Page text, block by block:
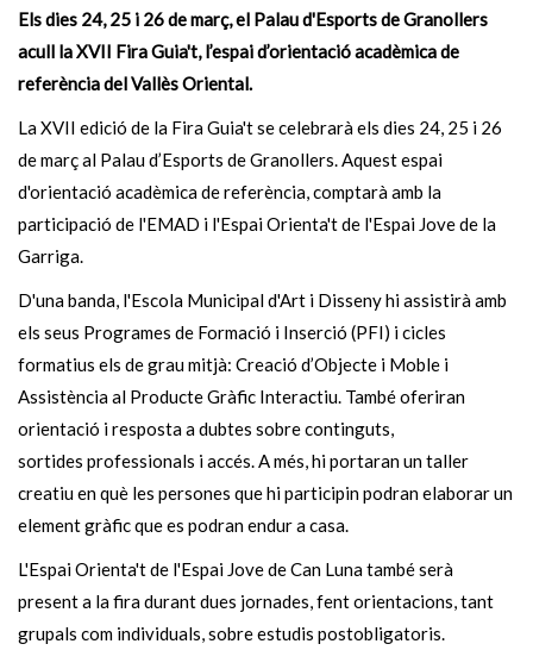
Els dies 24, 25 i 26 de març, el Palau d'Esports de Granollers
acull la XVII Fira Guia't, l’espai d’orientació acadèmica de
referència del Vallès Oriental.
La XVII edició de la Fira Guia't se celebrarà els dies 24, 25 i 26
de març al Palau d’Esports de Granollers. Aquest espai
d'orientació acadèmica de referència, comptarà amb la
participació de l'EMAD i l'Espai Orienta't de l'Espai Jove de la
Garriga.
D'una banda, l'Escola Municipal d'Art i Disseny hi assistirà amb
els seus Programes de Formació i Inserció (PFI) i cicles
formatius els de grau mitjà: Creació d’Objecte i Moble i
Assistència al Producte Gràfic Interactiu. També oferiran
orientació i resposta a dubtes sobre continguts,
sortides professionals i accés. A més, hi portaran un taller
creatiu en què les persones que hi participin podran elaborar un
element gràfic que es podran endur a casa.
L'Espai Orienta't de l'Espai Jove de Can Luna també serà
present a la fira durant dues jornades, fent orientacions, tant
grupals com individuals, sobre estudis postobligatoris.